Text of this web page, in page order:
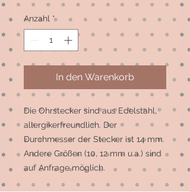
Anzahl *
In den Warenkorb
Die Ohrstecker sind aus Edelstahl,
allergikerfreundlich. Der
Durchmesser der Stecker ist 14 mm.
Andere Größen (10, 12 mm u.a.) sind
auf Anfrage möglich.